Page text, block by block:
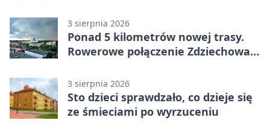
3 sierpnia 2026
Ponad 5 kilometrów nowej trasy.
Rowerowe połączenie Zdziechowa z
3 sierpnia 2026
Sto dzieci sprawdzało, co dzieje się
ze śmieciami po wyrzuceniu